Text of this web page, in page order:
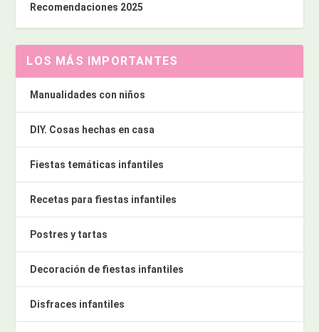
Recomendaciones 2025
LOS MÁS IMPORTANTES
Manualidades con niños
DIY. Cosas hechas en casa
Fiestas temáticas infantiles
Recetas para fiestas infantiles
Postres y tartas
Decoración de fiestas infantiles
Disfraces infantiles